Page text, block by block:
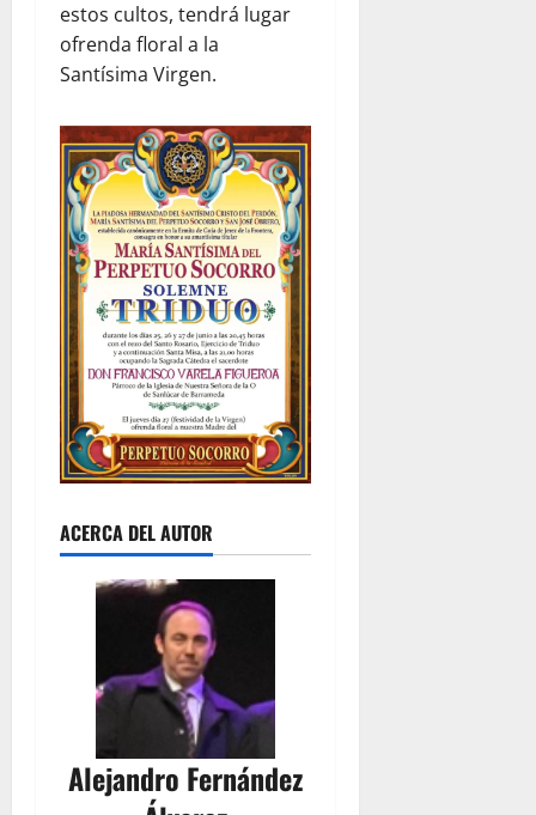
estos cultos, tendrá lugar
ofrenda floral a la
Santísima Virgen.
ACERCA DEL AUTOR
Alejandro Fernández